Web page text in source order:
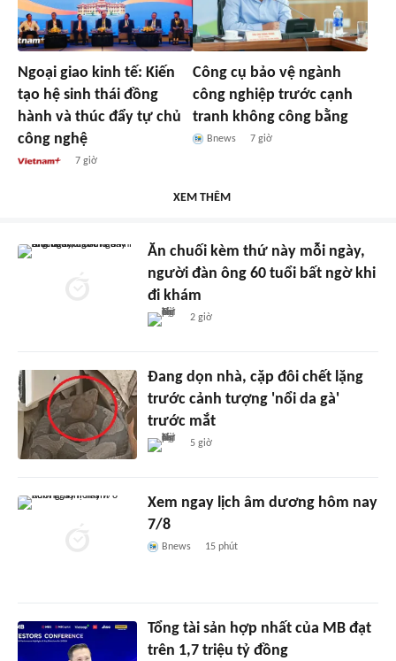
Ngoại giao kinh tế: Kiến
tạo hệ sinh thái đồng
hành và thúc đẩy tự chủ
công nghệ
7 giờ
Công cụ bảo vệ ngành
công nghiệp trước cạnh
tranh không công bằng
Bnews 7 giờ
XEM THÊM
Ăn chuối kèm thứ này mỗi ngày,
người đàn ông 60 tuổi bất ngờ khi
đi khám
2 giờ
Đang dọn nhà, cặp đôi chết lặng
trước cảnh tượng 'nổi da gà'
trước mắt
5 giờ
Xem ngay lịch âm dương hôm nay
7/8
Bnews 15 phút
Tổng tài sản hợp nhất của MB đạt
trên 1,7 triệu tỷ đồng